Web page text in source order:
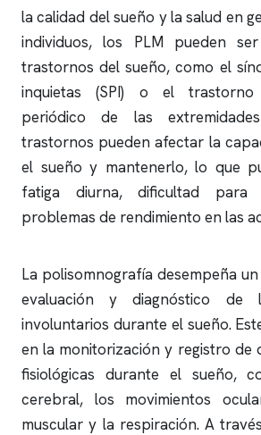
la calidad del sueño y la salud en
individuos, los PLM pueden
trastornos del sueño, como el
inquietas (SPI) o el trastorno
periódico de las
trastornos pueden afectar la
el sueño y mantenerlo, lo que
fatiga diurna, dificultad para
problemas de rendimiento en las
La polisomnografíadesempeña
evaluación y diagnóstico de
involuntarios durante el sueño.
en la monitorización y registro de
fisiológicas durante el sueño,
cerebral, los movimientos
muscular y la respiración. A